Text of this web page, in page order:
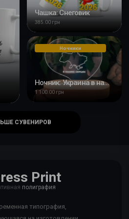
Чашка: Снеговик
385.00 грн
Ночники
Ночник: Украина в наших сердцах
1 100.00 грн
СУВЕНИРОВ
Print
полиграфия
типография,